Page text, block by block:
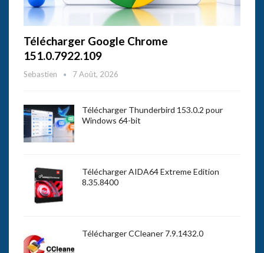
Télécharger Google Chrome
151.0.7922.109
Sebastien 7 Août, 2026
Télécharger Thunderbird 153.0.2 pour
Windows 64-bit
Télécharger AIDA64 Extreme Edition
8.35.8400
Télécharger CCleaner 7.9.1432.0